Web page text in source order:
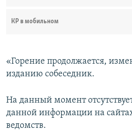
КР в мобильном
«Горение продолжается,
изданию собеседник.
На данный момент
данной информации на
ведомств.